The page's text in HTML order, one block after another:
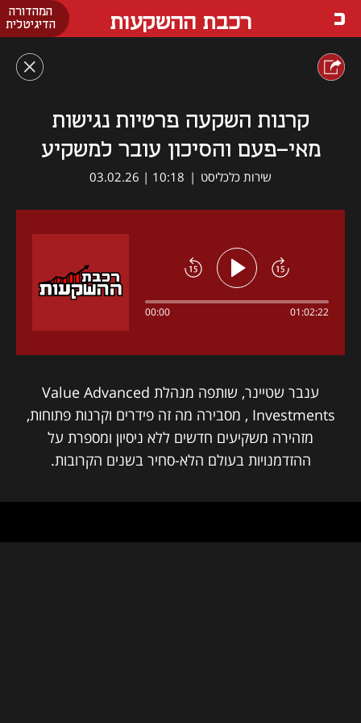
המהדורה
הדיגיטלית
רכבת ההשקעות
קרנות השקעה פרטיות נגישות
מאי-פעם והסיכון עובר למשקיע
שירות כלכליסט |
10:18 | 03.02.26
01:02:22
00:00
ענבר שטיינר, שותפה מנהלת Value Advanced
Investments , מסבירה מה זה פידרים וקרנות פתוחות,
מזהירה משקיעים חדשים ללא ניסיון ומספרת על
ההזדמנויות בעולם הלא-סחיר בשנים הקרובות.